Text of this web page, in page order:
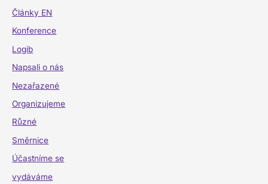
Články EN
Konference
Logib
Napsali o nás
Nezařazené
Organizujeme
Různé
Směrnice
Účastníme se
vydáváme